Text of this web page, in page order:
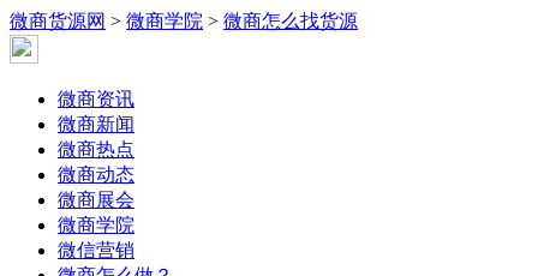
微商货源网 > 微商学院 > 微商怎么找货源
微商资讯
微商新闻
微商热点
微商动态
微商展会
微商学院
微信营销